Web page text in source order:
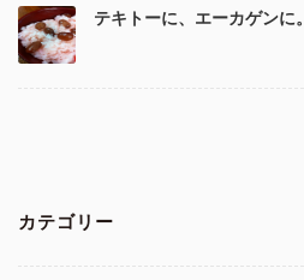
テキトーに、エーカゲンに。
カテゴリー